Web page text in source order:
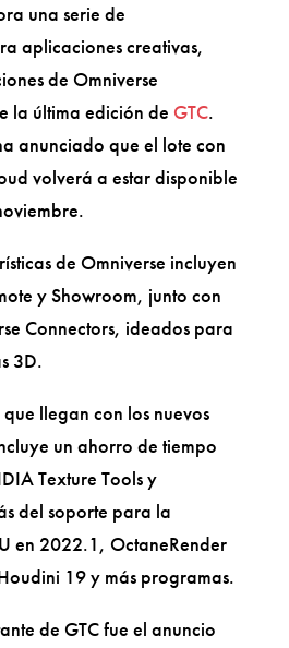
una serie de
aplicaciones creativas,
de Omniverse
la última edición de GTC.
anunciado que el lote con
volverá a estar disponible
de Omniverse incluyen
y Showroom, junto con
Connectors, ideados para
3D.
llegan con los nuevos
un ahorro de tiempo
Texture Tools y
del soporte para la
en 2022.1, OctaneRender
19 y más programas.
de GTC fue el anuncio